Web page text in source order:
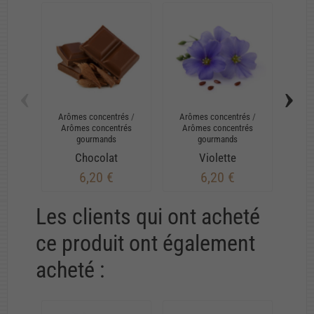
Arômes concentrés /
Arômes concentrés
gourmands
Chocolat
6,20 €
Arômes concentrés /
Arômes concentrés
gourmands
Violette
6,20 €
›
Les clients qui ont acheté
ce produit ont également
acheté :